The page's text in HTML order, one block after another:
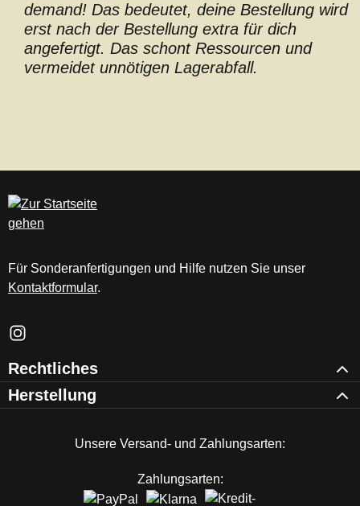
demand! Das bedeutet, deine Bestellung wird
erst nach der Bestellung extra für dich
angefertigt. Das schont Ressourcen und
vermeidet unnötigen Lagerabfall.
Für Sonderanfertigungen und Hilfe nutzen Sie unser
Kontaktformular.
Schau auf Instagram vorbei – öffnet in neuem Tab (externer
Rechtliches
Herstellung
Unsere Versand- und Zahlungsarten:
Zahlungsarten: